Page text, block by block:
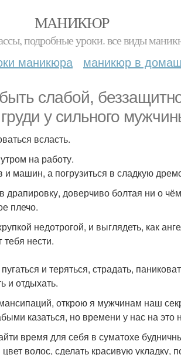
МАНИКЮР
подробные уроки. все виды
маникюра маникюр в
слабой,
у сильного
всласть.
на работу.
машин, а погрузиться в сладкую
драпировку, доверчиво болтая ни о
плечо.
недотрогой, и выглядеть, как
тебя нести.
и теряться, страдать,
и отдыхать.
открою я мужчинам наш
казаться, но времени у нас на это
время для себя в суматохе
волос, сделать красивую укладку,